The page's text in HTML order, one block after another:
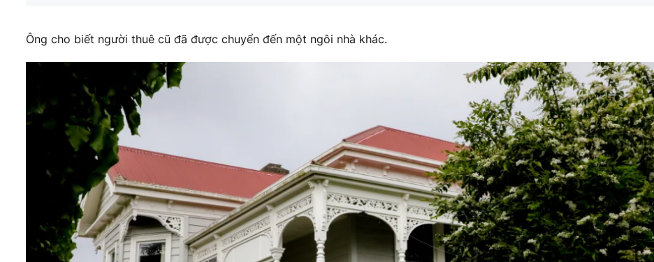
Ông cho biết người thuê cũ đã được chuyển đến một ngôi nhà khác.